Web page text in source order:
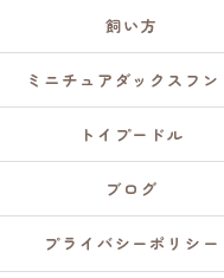
飼い方
ミニチュアダックスフン
トイプードル
ブログ
プライバシーポリシー